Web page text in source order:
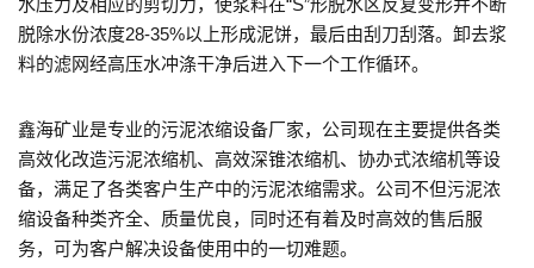
脱除水份浓度28-35%以上形成泥饼，最后由刮刀刮落。卸去浆
料的滤网经高压水冲涤干净后进入下一个工作循环。
鑫海矿业是专业的污泥浓缩设备厂家，公司现在主要提供各类
高效化改造污泥浓缩机、高效深锥浓缩机、协办式浓缩机等设
备，满足了各类客户生产中的污泥浓缩需求。公司不但污泥浓
缩设备种类齐全、质量优良，同时还有着及时高效的售后服
务，可为客户解决设备使用中的一切难题。